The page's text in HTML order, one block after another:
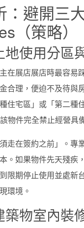
：避開三
（策略）
使用分區
在展店展店時最容
合理，便迫不及待
住宅區」或「第二
物件完全禁止經營具
走在簽約之前」。專
。如果物件先天殘
限期停止使用並處
環境。
物室內裝